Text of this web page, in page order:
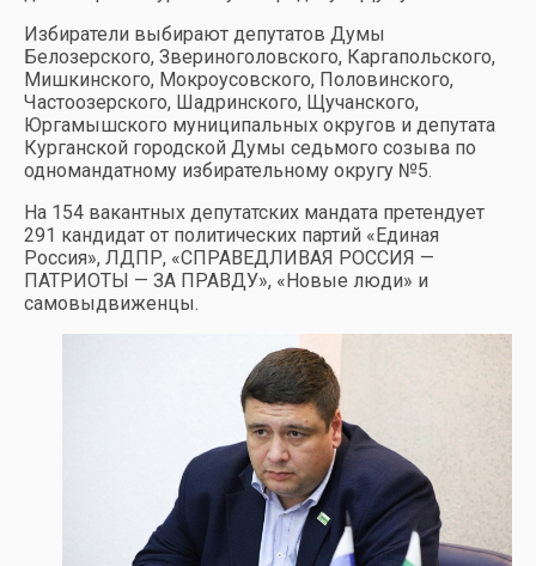
Избиратели выбирают депутатов Думы
Белозерского, Звериноголовского, Каргапольского,
Мишкинского, Мокроусовского, Половинского,
Частоозерского, Шадринского, Щучанского,
Юргамышского муниципальных округов и депутата
Курганской городской Думы седьмого созыва по
одномандатному избирательному округу №5.
На 154 вакантных депутатских мандата претендует
291 кандидат от политических партий «Единая
Россия», ЛДПР, «СПРАВЕДЛИВАЯ РОССИЯ —
ПАТРИОТЫ — ЗА ПРАВДУ», «Новые люди» и
самовыдвиженцы.